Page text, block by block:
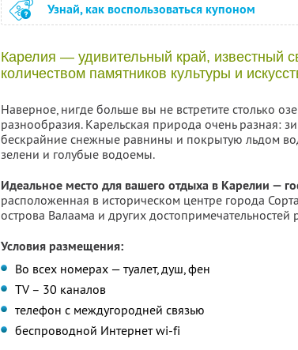
Узнай, как воспользоваться купоном
Карелия — удивительный край, известный
количеством памятников культуры и
Наверное, нигде больше вы не встретите столько
разнообразия. Карельская природа очень разная:
бескрайние снежные равнины и покрытую льдом
зелени и голубые водоемы.
Идеальное место для вашего отдыха в Карелии —
расположенная в историческом центре города
острова Валаама и других достопримечательностей
Условия размещения:
Во всех номерах — туалет, душ, фен
TV – 30 каналов
телефон с междугородней связью
беспроводной Интернет wi-fi